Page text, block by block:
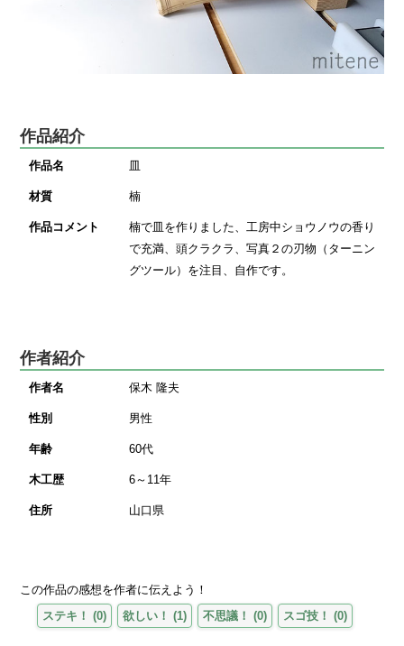
作品紹介
作品名 皿
材質 楠
作品コメント
楠で皿を作りました、工房中ショウノウの香り
で充満、頭クラクラ、写真２の刃物（ターニン
グツール）を注目、自作です。
作者紹介
作者名 保木 隆夫
性別 男性
年齢 60代
木工歴 6～11年
住所 山口県
この作品の感想を作者に伝えよう！
ステキ！
(0) 欲しい！ (1) 不思議！ (0) スゴ技！ (0)